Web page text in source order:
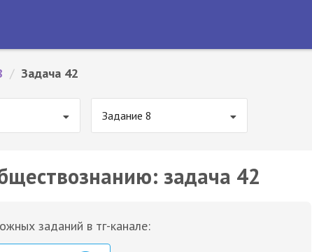
/ Задача 42
Задание 8
задача 42
заданий в тг-канале: